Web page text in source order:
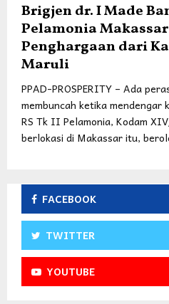
Brigjen dr. I Made
Pelamonia
Penghargaan dari
Maruli
PPAD-PROSPERITY – Ada
membuncah ketika mendengar
RS Tk II Pelamonia, Kodam
berlokasi di Makassar itu,
FACEBOOK
TWITTER
YOUTUBE